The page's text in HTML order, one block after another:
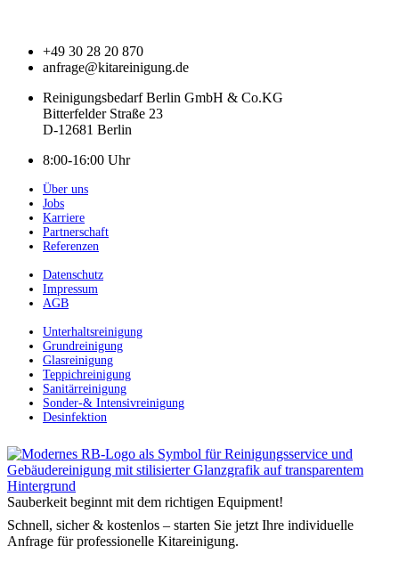
+49 30 28 20 870
anfrage@kitareinigung.de
Reinigungsbedarf Berlin GmbH & Co.KG
Bitterfelder Straße 23
D-12681 Berlin
8:00-16:00 Uhr
Über uns
Jobs
Karriere
Partnerschaft
Referenzen
Datenschutz
Impressum
AGB
Unterhaltsreinigung
Grundreinigung
Glasreinigung
Teppichreinigung
Sanitärreinigung
Sonder-& Intensivreinigung
Desinfektion
Sauberkeit beginnt mit dem richtigen Equipment!
Schnell, sicher & kostenlos – starten Sie jetzt Ihre individuelle
Anfrage für professionelle Kitareinigung.